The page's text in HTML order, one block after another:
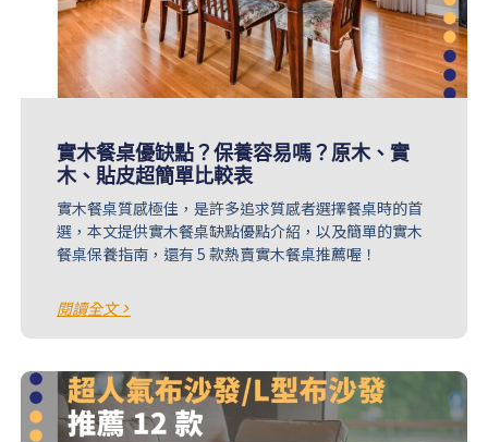
實木餐桌優缺點？保養容易嗎？原木、實
木、貼皮超簡單比較表
實木餐桌質感極佳，是許多追求質感者選擇餐桌時的首
選，本文提供實木餐桌缺點優點介紹，以及簡單的實木
餐桌保養指南，還有 5 款熱賣實木餐桌推薦喔！
閱讀全文 >